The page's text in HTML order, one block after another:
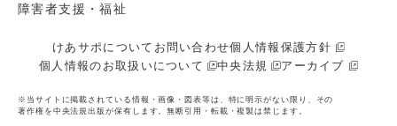
障害者支援・福祉
けあサポについて お問い合わせ個人情報保護方針
個人情報のお取扱いについて
中央法規 アーカイブ
※当サイトに掲載されている情報・画像・図表等は、特に明示がない限り、その
著作権を中央法規出版が保有します。無断引用・転載・複製は禁じます。